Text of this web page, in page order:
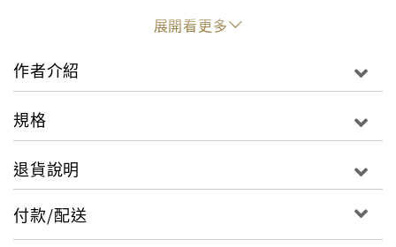
這本書的每一頁文字，都淺顯易懂。但是再次細讀
以後，卻可以發現它有更耐久讀的滋味。這就是我
所說的「淺語的藝術」。
書中由畫家趙國宗繪製插畫，童趣橫溢，彷彿是孩
子純真的手筆，格外值得珍惜。
－－林良
兒童文學名家林良爺爺專為孩子創作的動物童詩，
展開看更多
作者介紹
規格
退貨說明
付款/配送